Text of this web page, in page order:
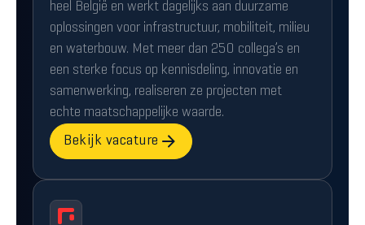
heel België en werkt dagelijks aan duurzame
oplossingen voor infrastructuur, mobiliteit, milieu
en waterbouw. Met meer dan 250 collega’s en
een sterke focus op kennisdeling, innovatie en
samenwerking, realiseren ze projecten met
echte maatschappelijke waarde.
Bekijk vacature